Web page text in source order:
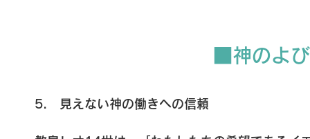
そ、新たな歩みの出発点となるのです。
そして教皇は、「神は、わたしたちの弱さの
した。
■神のよ
5.　見えない神の働きへの信頼